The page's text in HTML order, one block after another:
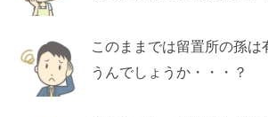
このままでは留置所の孫は
うんでしょうか・・・？